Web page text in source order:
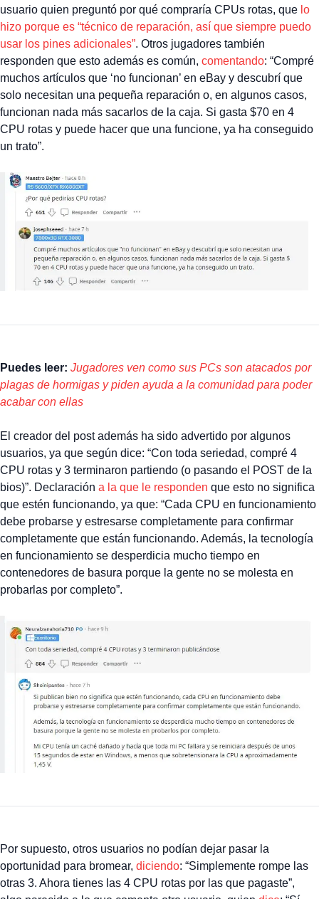
usuario quien preguntó por qué compraría CPUs rotas, que lo
hizo porque es “técnico de reparación, así que siempre puedo
usar los pines adicionales”. Otros jugadores también
responden que esto además es común, comentando: “Compré
muchos artículos que ‘no funcionan’ en eBay y descubrí que
solo necesitan una pequeña reparación o, en algunos casos,
funcionan nada más sacarlos de la caja. Si gasta $70 en 4
CPU rotas y puede hacer que una funcione, ya ha conseguido
un trato”.
Puedes leer: Jugadores ven como sus PCs son atacados por
plagas de hormigas y piden ayuda a la comunidad para poder
acabar con ellas
El creador del post además ha sido advertido por algunos
usuarios, ya que según dice: “Con toda seriedad, compré 4
CPU rotas y 3 terminaron partiendo (o pasando el POST de la
bios)”. Declaración a la que le responden que esto no significa
que estén funcionando, ya que: “Cada CPU en funcionamiento
debe probarse y estresarse completamente para confirmar
completamente que están funcionando. Además, la tecnología
en funcionamiento se desperdicia mucho tiempo en
contenedores de basura porque la gente no se molesta en
probarlas por completo”.
Por supuesto, otros usuarios no podían dejar pasar la
oportunidad para bromear, diciendo: “Simplemente rompe las
otras 3. Ahora tienes las 4 CPU rotas por las que pagaste”,